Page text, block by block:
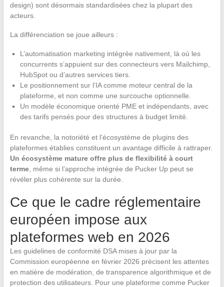
design) sont désormais standardisées chez la plupart des
acteurs.
La différenciation se joue ailleurs :
L’automatisation marketing intégrée nativement, là où les
concurrents s’appuient sur des connecteurs vers Mailchimp,
HubSpot ou d’autres services tiers.
Le positionnement sur l’IA comme moteur central de la
plateforme, et non comme une surcouche optionnelle.
Un modèle économique orienté PME et indépendants, avec
des tarifs pensés pour des structures à budget limité.
En revanche, la notoriété et l’écosystème de plugins des
plateformes établies constituent un avantage difficile à rattraper.
Un écosystème mature offre plus de flexibilité à court
terme, même si l’approche intégrée de Pucker Up peut se
révéler plus cohérente sur la durée.
Ce que le cadre réglementaire
européen impose aux
plateformes web en 2026
Les guidelines de conformité DSA mises à jour par la
Commission européenne en février 2026 précisent les attentes
en matière de modération, de transparence algorithmique et de
protection des utilisateurs. Pour une plateforme comme Pucker